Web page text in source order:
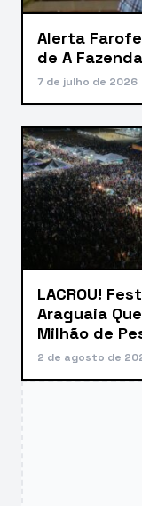
Alerta
de A
7 de julho de 2026
LACROU!
Araguaia
Milhão de
2 de agosto de